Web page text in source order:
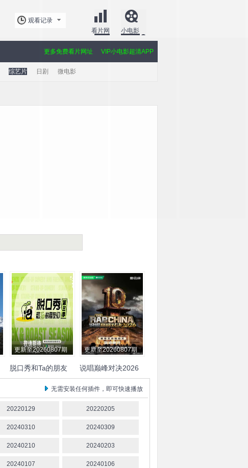
观看记录
看片网
小电影
VIP小电影超清APP
更多免费看片网址
综艺片 日剧 微电影
更新至20260807期
脱口秀和Ta的朋友
们 第三季
更新至20260807期
说唱巅峰对决2026
严浩翔 谢帝 艾热 派克特
功夫胖
盛宇 杨长青 刘嘉
米尔艾力 李斯丹妮
嘉轩 白景屹 贰万
大奔 徐赢 郭颖
无需安装任何插件，即可快速播放
20220129 20220205
20240310 20240309
20240210 20240203
20240107 20240106